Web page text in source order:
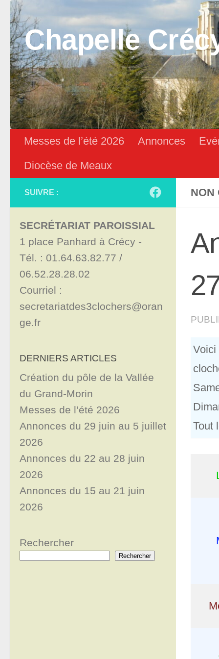
Skip to content
Chapelle
Messes de l’été 2026 Annonces
Diocèse de Meaux
NON
Tout
SUIVRE :
SECRÉTARIAT PAROISSIAL
1 place Panhard à Crécy -
Tél. : 01.64.63.82.77 /
06.52.28.28.02
Courriel :
secretariatdes3clochers@oran
ge.fr
DERNIERS ARTICLES
Création du pôle de la Vallée
du Grand-Morin
Messes de l’été 2026
Annonces du 29 juin au 5 juillet
2026
Annonces du 22 au 28 juin
2026
Annonces du 15 au 21 juin
2026
Rechercher
Rechercher